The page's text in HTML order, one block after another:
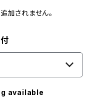
加されません。
available